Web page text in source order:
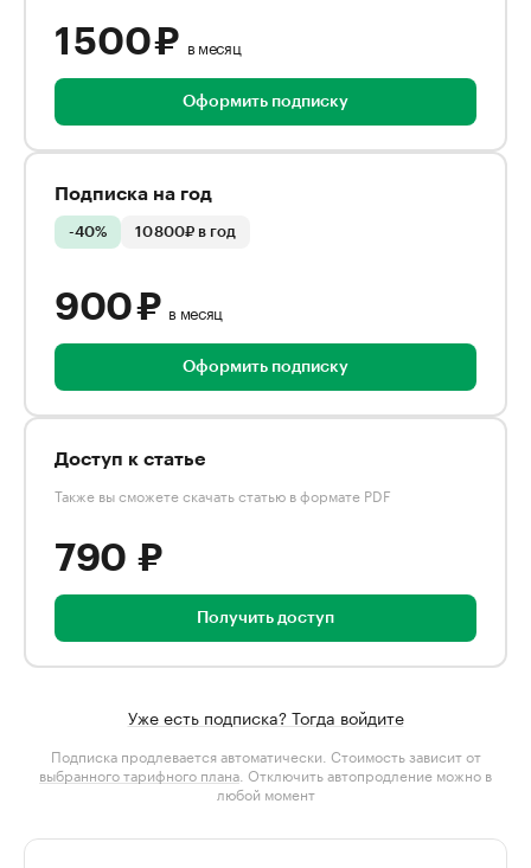
1 500 ₽ в месяц
Оформить подписку
Подписка на год
-40% 10 800₽ в год
900 ₽ в месяц
Оформить подписку
Доступ к статье
Также вы сможете скачать статью в формате PDF
790 ₽
Получить доступ
Уже есть подписка? Тогда войдите
Подписка продлевается автоматически. Стоимость зависит от
выбранного тарифного плана . Отключить автопродление можно в
любой момент